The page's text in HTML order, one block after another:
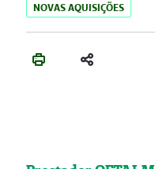
NOVAS AQUISIÇÕES